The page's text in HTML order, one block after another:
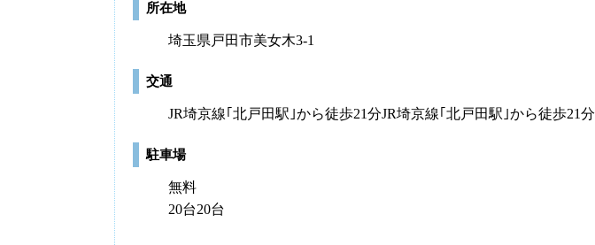
所在地
埼玉県戸田市美女木3-1
交通
JR埼京線｢北戸田駅｣から徒歩21分JR埼京線｢北戸田駅｣から徒歩21分
駐車場
無料
20台20台